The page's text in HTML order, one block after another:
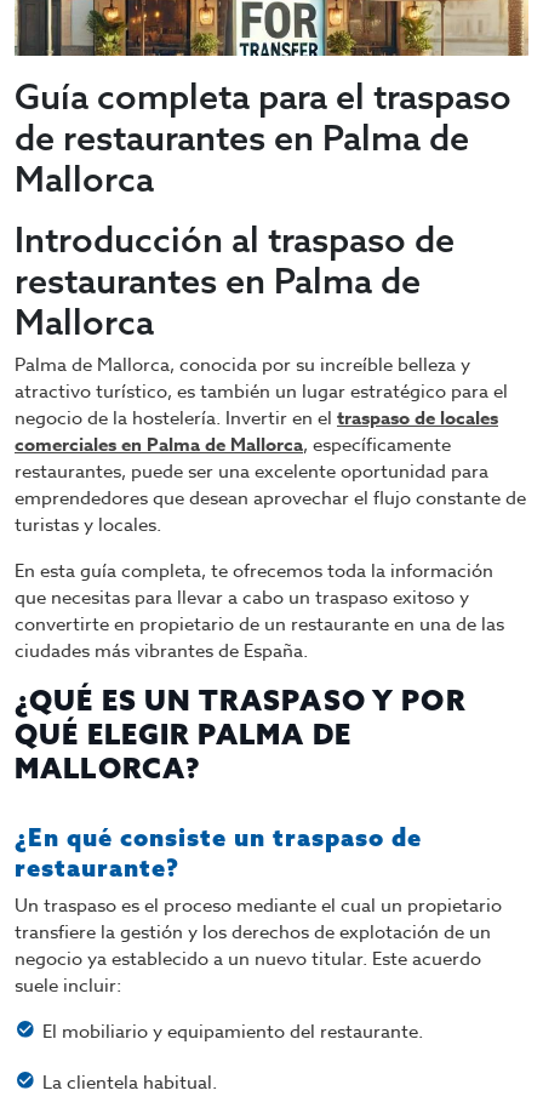
Guía completa para el traspaso
de restaurantes en Palma de
Mallorca
Introducción al traspaso de
restaurantes en Palma de
Mallorca
Palma de Mallorca, conocida por su increíble belleza y
atractivo turístico, es también un lugar estratégico para el
negocio de la hostelería. Invertir en el traspaso de locales
comerciales en Palma de Mallorca, específicamente
restaurantes, puede ser una excelente oportunidad para
emprendedores que desean aprovechar el flujo constante de
turistas y locales.
En esta guía completa, te ofrecemos toda la información
que necesitas para llevar a cabo un traspaso exitoso y
convertirte en propietario de un restaurante en una de las
ciudades más vibrantes de España.
¿QUÉ ES UN TRASPASO Y POR
QUÉ ELEGIR PALMA DE
MALLORCA?
¿En qué consiste un traspaso de
restaurante?
Un traspaso es el proceso mediante el cual un propietario
transfiere la gestión y los derechos de explotación de un
negocio ya establecido a un nuevo titular. Este acuerdo
suele incluir:
El mobiliario y equipamiento del restaurante.
La clientela habitual.